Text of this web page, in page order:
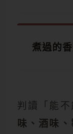
煮過的
判讀「能不
味、酒味